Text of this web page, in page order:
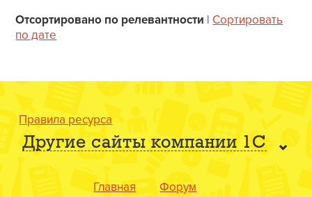
Отсортировано по релевантности | Сортировать
по дате
Правила ресурса
Другие сайты компании 1С
Главная Форум